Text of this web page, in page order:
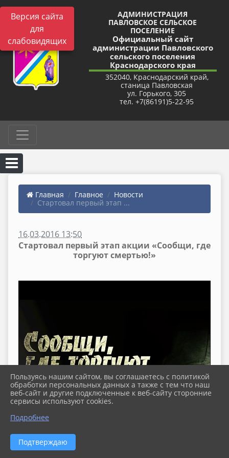
Версия сайта
для
слабовидящих
АДМИНИСТРАЦИЯ
ПАВЛОВСКОЕ СЕЛЬСКОЕ
ПОСЕЛЕНИЕ
Официальный сайт
администрации Павловского
сельского поселения
Краснодарского края
352040, Краснодарский край,
станица Павловская
ул. Горького, 305
тел. +7(86191)5-22-95
Главная Главное
Новости
Стартовал первый этап ...
16.03.2016 13:50
Стартовал первый этап акции «Сообщи, где
торгуют смертью!»
Пользуясь нашим сайтом, вы соглашаетесь с политикой
обработки персональных данных а также с тем что наш
веб-сайт и другие подключенные к веб-сайту сторонние
сервисы используют cookies.
Подробнее
Подтверждаю